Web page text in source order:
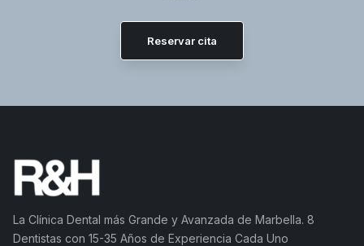
Reservar cita
La Clínica Dental más Grande y Avanzada de Marbella. 8
Dentistas con 15-35 Años de Experiencia Cada Uno